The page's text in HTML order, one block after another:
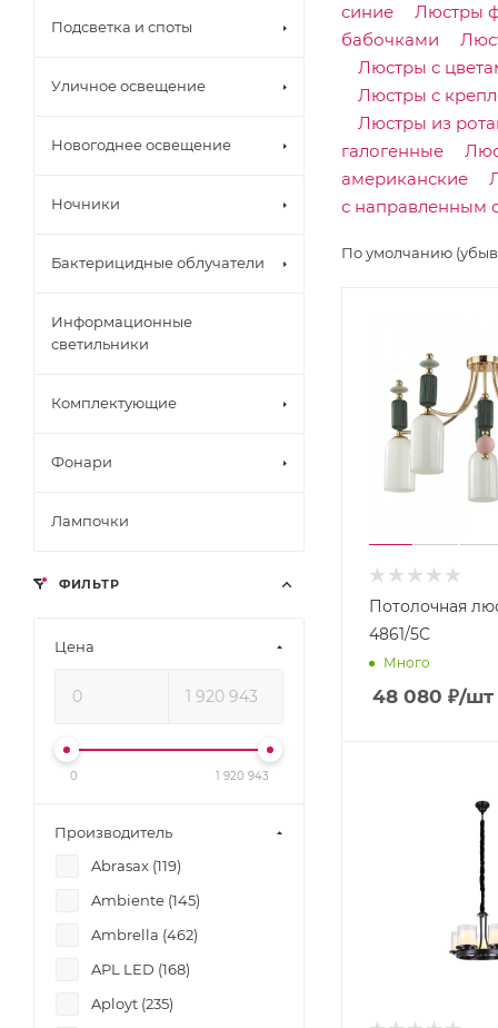
синие
Люстры
бабочками
Люстры с
Люстры с
Люстры из
галогенные
американские
с направленным
По умолчанию
Потолочная
4861/5C
Много
48 080 ₽/шт
Подсветка и споты
Комп
онент
вых
оды
Треко
вые
свети
льник
Треко
вые
сборе
Уличное освещение
Газон
свето
вые
Новогоднее освещение
Ночники
Бактерицидные облучатели
Информационные
светильники
Комплектующие
Фонари
Лампочки
ФИЛЬТР
Цена
0 1 920 943
Производитель
Abrasax (119)
Ambiente (145)
Ambrella (462)
APL LED (168)
Aployt (235)